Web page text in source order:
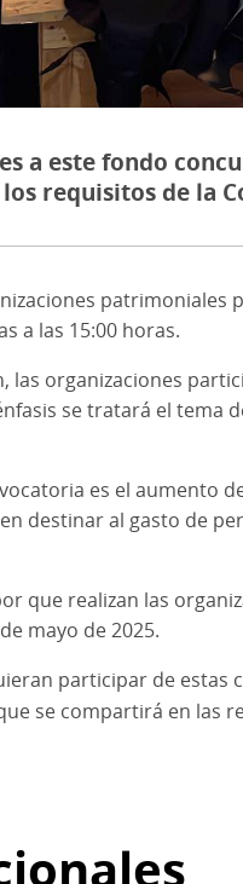
a este fondo
requisitos de la
patrimoniales
a las 15:00 horas.
las organizaciones
se tratará el
es el aumento
destinar al gasto de
que realizan las
mayo de 2025.
participar de estas
se compartirá en las